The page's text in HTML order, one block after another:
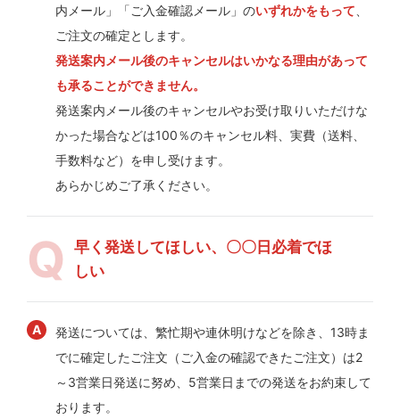
内メール」「ご入金確認メール」のいずれかをもって
ご注文の確定とします。
発送案内メール後のキャンセルはいかなる理由があって
も承ることができません。
発送案内メール後のキャンセルやお受け取りいただけな
かった場合などは100％のキャンセル料、実費（送料、
手数料など）を申し受けます。
あらかじめご了承ください。
早く発送してほしい、〇〇日必着でほ
しい
発送については、繁忙期や連休明けなどを除き、13時ま
でに確定したご注文（ご入金の確認できたご注文）は2
～3営業日発送に努め、5営業日までの発送をお約束して
おります。